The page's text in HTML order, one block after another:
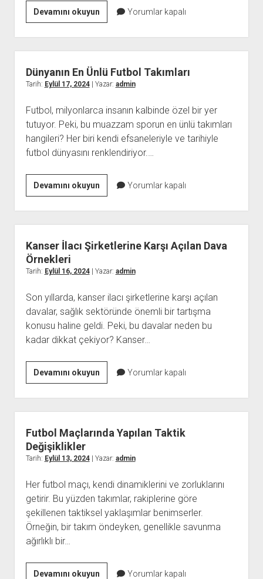
Devamını okuyunKocaeli
de
Freelance
Web
Tasarımcılar
ile
Yorumlar kapalı
Dünyanın En Ünlü Futbol Takımları
Tarih: Eylül 17, 2024| Yazar: admin
Futbol, milyonlarca insanın kalbinde özel bir yer
tutuyor. Peki, bu muazzam sporun en ünlü takımları
hangileri? Her biri kendi efsaneleriyle ve tarihiyle
futbol dünyasını renklendiriyor.…
Devamını okuyunDünyanın
En
Ünlü
Futbol
Takımları
Yorumlar kapalı
Kanser İlacı Şirketlerine Karşı Açılan Dava
Örnekleri
Tarih: Eylül 16, 2024| Yazar: admin
Son yıllarda, kanser ilacı şirketlerine karşı açılan
davalar, sağlık sektöründe önemli bir tartışma
konusu haline geldi. Peki, bu davalar neden bu
kadar dikkat çekiyor? Kanser…
Devamını okuyunKanser
İlacı
Şirketlerine
Karşı
Açılan
Örnekleri
Yorumlar kapalı
Futbol Maçlarında Yapılan Taktik
Değişiklikler
Tarih: Eylül 13, 2024| Yazar: admin
Her futbol maçı, kendi dinamiklerini ve zorluklarını
getirir. Bu yüzden takımlar, rakiplerine göre
şekillenen taktiksel yaklaşımlar benimserler.
Örneğin, bir takım öndeyken, genellikle savunma
ağırlıklı bir…
Devamını okuyunFutbol Yorumlar kapalı